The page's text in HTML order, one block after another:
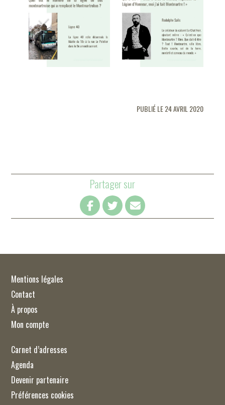
PUBLIÉ LE 24 AVRIL 2020
Partager sur
Mentions légales
Contact
À propos
Mon compte
Carnet d’adresses
Agenda
Devenir partenaire
Préférences cookies